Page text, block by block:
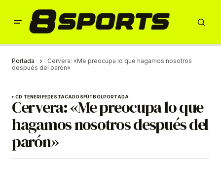
Portada
Cervera: «Me preocupa lo que hagamos nosotros
después del parón»
CD TENERIFEDESTACADOSFÚTBOLPORTADA
Cervera: «Me preocupa lo que
hagamos nosotros después del
parón»